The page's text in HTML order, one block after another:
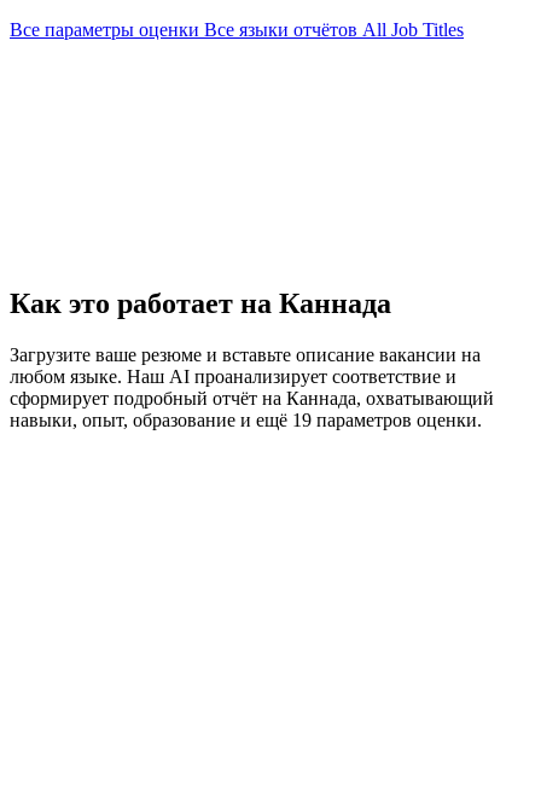
Все параметры оценки Все языки отчётов All Job Titles
Как это работает на Каннада
Загрузите ваше резюме и вставьте описание вакансии на
любом языке. Наш AI проанализирует соответствие и
сформирует подробный отчёт на Каннада, охватывающий
навыки, опыт, образование и ещё 19 параметров оценки.